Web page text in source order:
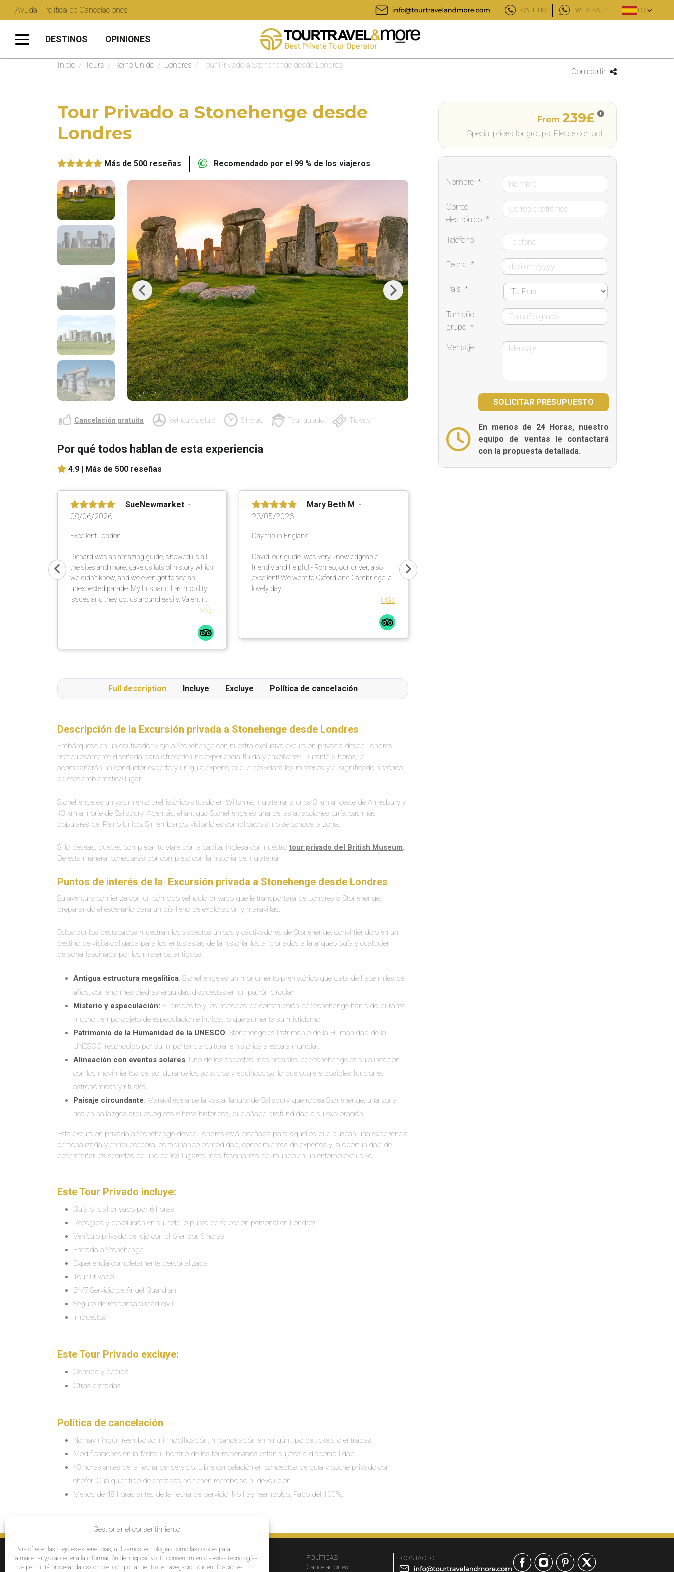
Gestionar el consentimiento
Para ofrecer las mejores experiencias, utilizamos tecnologías como las cookies para
almacenar y/o acceder a la información del dispositivo. El consentimiento a estas tecnologías
nos permitirá procesar datos como el comportamiento de navegación o identificaciones
Ayuda · Política de Cancelaciones CALL US WHATSAPP ES
DESTINOS OPINIONES
Inicio / Tours / Reino Unido / Londres / Tour Privado a Stonehenge desde Londres
Compartir
Tour Privado a Stonehenge desde
Londres
Más de 500 reseñas Recomendado por el 99 % de los viajeros
Previous Next
Cancelación gratuita Vehículo de lujo 6 horas Tour guiado Tickets
Por qué todos hablan de esta experiencia
4.9 | Más de 500 reseñas
SueNewmarket
08/06/2026
Excellent London
Richard was an amazing guide, showed us all
the sites and more, gave us lots of history which
we didn't know, and we even got to see an
unexpected parade. My husband has mobility
issues and they got us around easily. Valentin
our driver got us around quickly and safely. IMás
Mary Beth M
23/05/2026
Day trip in England
David, our guide. was very knowledgeable,
friendly and helpful - Romeo, our driver, also
excellent! We went to Oxford and Cambridge, a
lovely day!
Más
Full description Incluye Excluye Política de cancelación
Descripción de la Excursión privada a Stonehenge desde Londres
Embárquese en un cautivador viaje a Stonehenge con nuestra exclusiva excursión privada desde Londres,
meticulosamente diseñada para ofrecerle una experiencia fluida y envolvente. Durante 6 horas, le
acompañarán un conductor experto y un guía experto que le desvelará los misterios y el significado histórico
de este emblemático lugar.
Stonehenge es un yacimiento prehistórico situado en Wiltshire, Inglaterra, a unos 3 km al oeste de Amesbury y
13 km al norte de Salisbury. Además, el antiguo Stonehenge es una de las atracciones turísticas más
populares del Reino Unido. Sin embargo, visitarlo es complicado si no se conoce la zona.
Si lo deseas, puedes completar tu viaje por la capital inglesa con nuestro tour privado del British Museum.
De esta manera, conectarás por completo con la historia de Inglaterra.
Puntos de interés de la Excursión privada a Stonehenge desde Londres
Su aventura comienza con un cómodo vehículo privado que le transportará de Londres a Stonehenge,
preparando el escenario para un día lleno de exploración y maravillas.
Estos puntos destacados muestran los aspectos únicos y cautivadores de Stonehenge, convirtiéndolo en un
destino de visita obligada para los entusiastas de la historia, los aficionados a la arqueología y cualquier
persona fascinada por los misterios antiguos.
Antigua estructura megalítica: Stonehenge es un monumento prehistórico que data de hace miles de
años, con enormes piedras erguidas dispuestas en un patrón circular.
Misterio y especulación: El propósito y los métodos de construcción de Stonehenge han sido durante
mucho tiempo objeto de especulación e intriga, lo que aumenta su misticismo.
Patrimonio de la Humanidad de la UNESCO: Stonehenge es Patrimonio de la Humanidad de la
UNESCO, reconocido por su importancia cultural e histórica a escala mundial.
Alineación con eventos solares: Uno de los aspectos más notables de Stonehenge es su alineación
con los movimientos del sol durante los solsticios y equinoccios, lo que sugiere posibles funciones
astronómicas y rituales.
Paisaje circundante: Maravíllese ante la vasta llanura de Salisbury que rodea Stonehenge, una zona
rica en hallazgos arqueológicos e hitos históricos, que añade profundidad a su exploración.
Esta excursión privada a Stonehenge desde Londres está diseñada para aquellos que buscan una experiencia
personalizada y enriquecedora, combinando comodidad, conocimientos de expertos y la oportunidad de
desentrañar los secretos de uno de los lugares más fascinantes del mundo en un entorno exclusivo.
Este Tour Privado incluye:
Guía oficial privado por 6 horas
Recogida y devolución en su hotel o punto de selección personal en Londres
Vehículo privado de lujo con chófer por 6 horas
Entrada a Stonehenge
Experiencia completamente personalizada
Tour Privado
24/7 Servicio de Angel Guardian
Seguro de responsabilidad civil
Impuestos
Este Tour Privado excluye:
Comida y bebida
Otras entradas
Política de cancelación
No hay ningún reembolso, ni modificación, ni cancelación en ningún tipo de tickets o entradas.
Modificaciones en la fecha u horario de los tours/servicios están sujetos a disponibilidad.
48 horas antes de la fecha del servicio: Libre cancelación en conceptos de guía y coche privado con
chofer. Cualquier tipo de entradas no tienen reembolso ni devolución.
Menos de 48 horas antes de la fecha del servicio: No hay reembolso. Pago del 100%.
From 239£
Special prices for groups. Please contact.
Nombre *
Correo
electrónico *
Teléfono
Fecha *
País *
Tamaño
grupo *
Mensaje
En menos de 24 Horas, nuestro
equipo de ventas le contactará
con la propuesta detallada.
SERVICIOS
Destinos
EMPRESA
Por qué elegirnos
POLÍTICAS
Cancelaciones
CONTACTO